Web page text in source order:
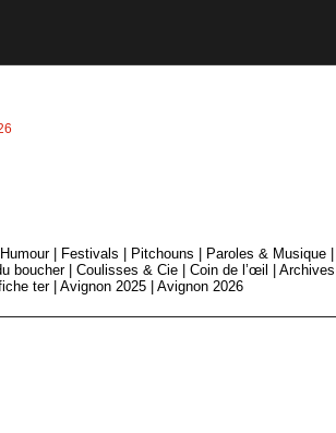
Humour Festivals Pitchouns Paroles & Musique
boucher |Coulisses & Cie |Coin de l’œil |Archives
ter |Avignon 2025 |Avignon 2026